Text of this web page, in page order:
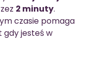
2 minuty.
czasie pomaga
gdy jesteś w